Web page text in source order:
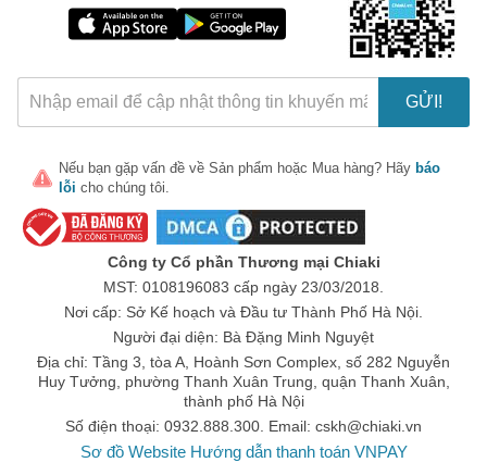
GỬI!
Nếu bạn gặp vấn đề về Sản phẩm hoặc Mua hàng? Hãy báo
lỗi cho chúng tôi.
Công ty Cổ phần Thương mại Chiaki
MST: 0108196083 cấp ngày 23/03/2018.
Nơi cấp: Sở Kế hoạch và Đầu tư Thành Phố Hà Nội.
Người đại diện: Bà Đặng Minh Nguyệt
Địa chỉ: Tầng 3, tòa A, Hoành Sơn Complex, số 282 Nguyễn
Huy Tưởng, phường Thanh Xuân Trung, quận Thanh Xuân,
thành phố Hà Nội
Số điện thoại: 0932.888.300. Email: cskh@chiaki.vn
Sơ đồ Website Hướng dẫn thanh toán VNPAY